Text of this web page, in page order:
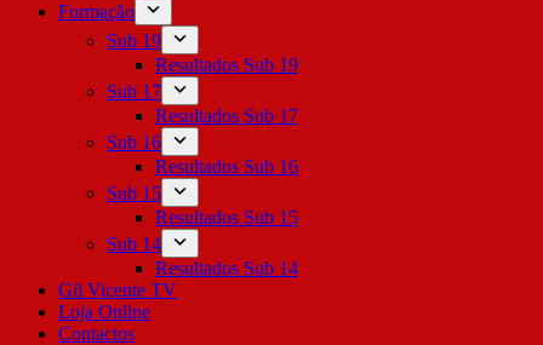
Formação
Sub 19
Resultados Sub 19
Sub 17
Resultados Sub 17
Sub 16
Resultados Sub 16
Sub 15
Resultados Sub 15
Sub 14
Resultados Sub 14
Gil Vicente TV
Loja Online
Contactos